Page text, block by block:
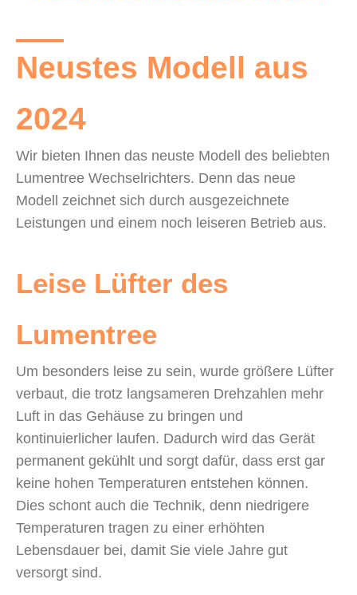
Neustes Modell aus
2024
Wir bieten Ihnen das neuste Modell des beliebten
Lumentree Wechselrichters. Denn das neue
Modell zeichnet sich durch ausgezeichnete
Leistungen und einem noch leiseren Betrieb aus.
Leise Lüfter des
Lumentree
Um besonders leise zu sein, wurde größere Lüfter
verbaut, die trotz langsameren Drehzahlen mehr
Luft in das Gehäuse zu bringen und
kontinuierlicher laufen. Dadurch wird das Gerät
permanent gekühlt und sorgt dafür, dass erst gar
keine hohen Temperaturen entstehen können.
Dies schont auch die Technik, denn niedrigere
Temperaturen tragen zu einer erhöhten
Lebensdauer bei, damit Sie viele Jahre gut
versorgt sind.